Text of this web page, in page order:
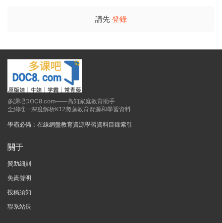
請先 登錄
多課吧DOC8.com——高知家庭教育助手
全網唯一深度解析K12爬藤教育資源和學習資料
學霸必備：在線網盤教育資源學習資料目錄索引
關于
贊助細則
免責聲明
投稿須知
聯系站長